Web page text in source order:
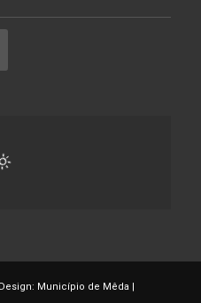
Município de Mêda |